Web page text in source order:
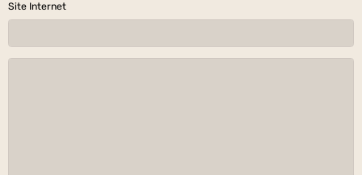
Site Internet